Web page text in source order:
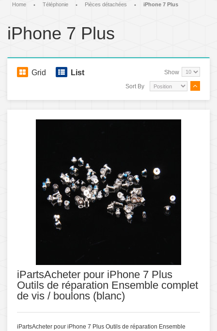
Home • Téléphonie • Pièces détachées • iPhone 7 Plus
iPhone 7 Plus
Grid List Show
Sort By
iPartsAcheter pour iPhone 7 Plus
Outils de réparation Ensemble complet
de vis / boulons (blanc)
iPartsAcheter pour iPhone 7 Plus Outils de réparation Ensemble